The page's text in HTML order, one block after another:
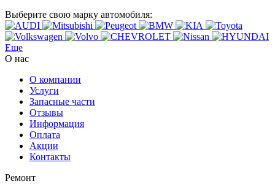
Выберите свою марку автомобиля:
Еще
О нас
О компании
Услуги
Запасные части
Отзывы
Информация
Оплата
Акции
Контакты
Ремонт